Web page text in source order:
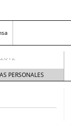
PERSONALES